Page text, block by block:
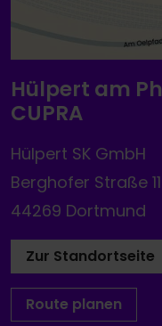
Hülpert am
CUPRA
Hülpert SK GmbH
Berghofer Straße 11
44269 Dortmund
Zur Standortseite
Route planen